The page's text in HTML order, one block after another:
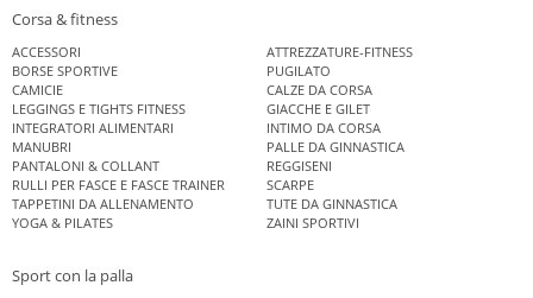
Corsa & fitness
ACCESSORI
ATTREZZATURE-FITNESS
BORSE SPORTIVE
PUGILATO
CAMICIE
CALZE DA CORSA
LEGGINGS E TIGHTS FITNESS
GIACCHE E GILET
INTEGRATORI ALIMENTARI
INTIMO DA CORSA
MANUBRI
PALLE DA GINNASTICA
PANTALONI & COLLANT
REGGISENI
RULLI PER FASCE E FASCE TRAINER
SCARPE
TAPPETINI DA ALLENAMENTO
TUTE DA GINNASTICA
YOGA & PILATES
ZAINI SPORTIVI
Sport con la palla